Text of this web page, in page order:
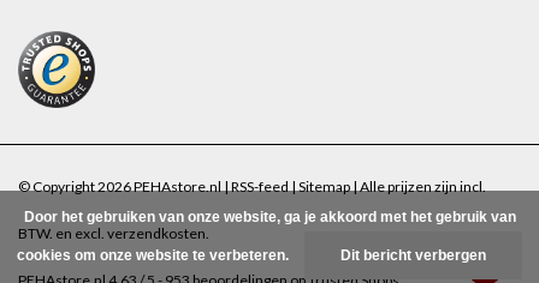
© Copyright 2026 PEHAstore.nl | RSS-feed | Sitemap | Alle prijzen zijn incl.
BTW. en excl. verzendkosten
Door het gebruiken van onze website, ga je akkoord met het gebruik van
cookies om onze website te verbeteren. Dit bericht verbergen